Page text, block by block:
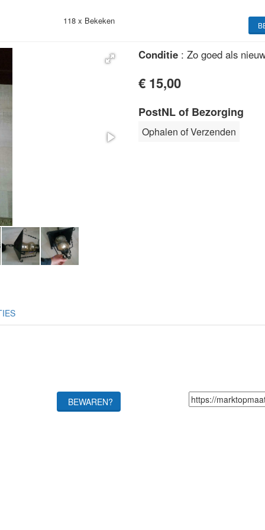
118 x Bekeken
Conditie: Zo goed als
€ 15,00
PostNL of Bezorging
Ophalen of Verzenden
BEWAREN?